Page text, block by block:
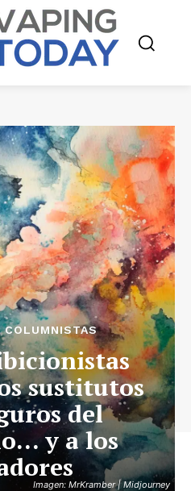
Imagen: MrKramber | Midjourney
COLUMNISTAS
sustitutos
del
y a los